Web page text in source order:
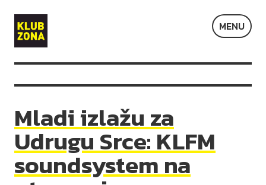
Klub
Zona
MENU
Mladi izlažu za
Udrugu Srce: KLFM
soundsystem na